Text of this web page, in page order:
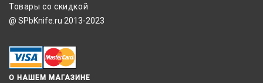
Товары со скидкой
@ SPbKnife.ru 2013-2023
О НАШЕМ МАГАЗИНЕ